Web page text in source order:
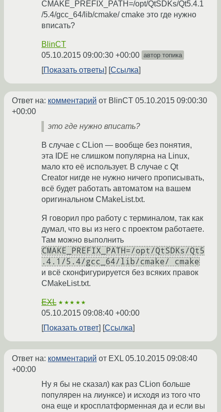
CMAKE_PREFIX_PATH=/opt/QtSDKs/Qt5.4.1
/5.4/gcc_64/lib/cmake/ cmake это где нужно
вписать?
BlinCT
05.10.2015 09:00:30 +00:00 автор топика
Показать ответы Ссылка
Ответ на: комментарий от BlinCT 05.10.2015 09:00:30
+00:00
это где нужно вписать?
В случае с CLion — вообще без понятия,
эта IDE не слишком популярна на Linux,
мало кто её использует. В случае с Qt
Creator нигде не нужно ничего прописывать,
всё будет работать автоматом на вашем
оригинальном CMakeList.txt.
Я говорил про работу с терминалом, так как
думал, что вы из него с проектом работаете.
Там можно выполнить
CMAKE_PREFIX_PATH=/opt/QtSDKs/Qt5
.4.1/5.4/gcc_64/lib/cmake/ cmake
и всё сконфигурируется без всяких правок
CMakeList.txt.
EXL ★★★★★
05.10.2015 09:08:40 +00:00
Показать ответ
Ссылка
Ответ на: комментарий от EXL05.10.2015 09:08:40
+00:00
Ну я бы не сказал) как раз CLion больше
популярен на лиунксе) и исходя из того что
она еще и кросплатформенная да и если вы